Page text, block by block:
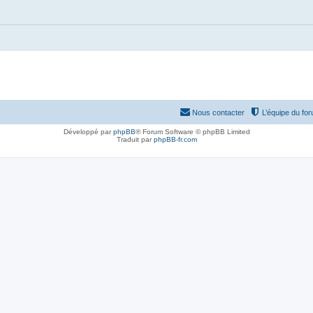
L’équipe du
Nous contacter
Développé parphpBB® Forum Software © phpBB Limited
Traduit parphpBB-fr.com